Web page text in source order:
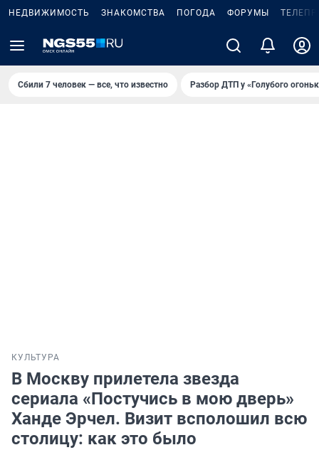
НЕДВИЖИМОСТЬ ЗНАКОМСТВА ПОГОДА ФОРУМЫ
Сбили 7 человек — все, что известно Разбор ДТП у «Голубого
КУЛЬТУРА
В Москву прилетела звезда
сериала «Постучись в мою дверь»
Ханде Эрчел. Визит всполошил всю
столицу: как это было